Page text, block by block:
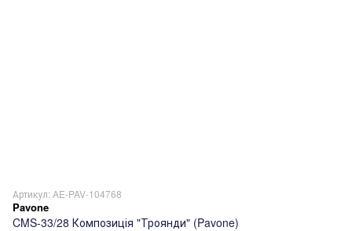
Артикул: AE-PAV-104768
Pavone
CMS-33/28 Композиція "Троянди" (Pavone)